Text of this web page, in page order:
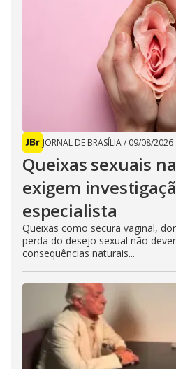
JORNAL DE BRASÍLIA/ 09/08/2026
Queixas sexuais
exigem
especialista
Queixas como secura vaginal,
perda do desejo sexual não
consequências naturais...